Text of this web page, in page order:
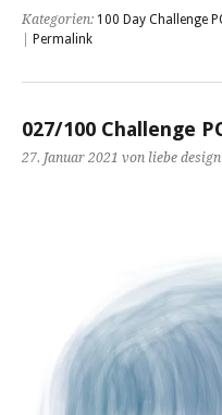
Kategorien: 100 Day Challenge
Permalink
027/100 Challenge
27. Januar 2021 von liebe